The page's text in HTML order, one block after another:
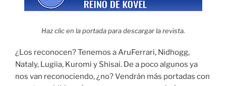
Haz clic en la portada para descargar la revista.
¿Los reconocen? Tenemos a AruFerrari, Nidhogg,
Nataly, Lugiia, Kuromi y Shisai. De a poco algunos ya
nos van reconociendo, ¿no? Vendrán más portadas con